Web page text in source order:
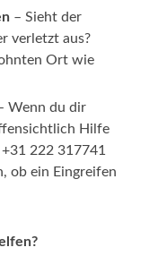
– Sieht der
verletzt aus?
Ort wie
Wenn du dir
Hilfe
222 317741
ob ein Eingreifen